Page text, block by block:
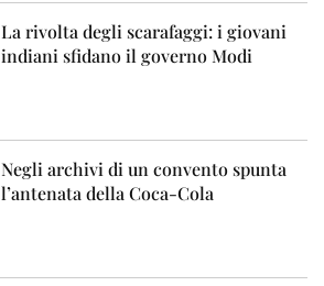
La rivolta degli scarafaggi: i giovani
indiani sfidano il governo Modi
Negli archivi di un convento spunta
l’antenata della Coca-Cola